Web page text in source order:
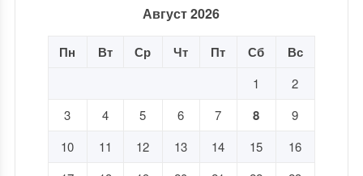
Август 2026
Пн Вт Ср Чт Пт Сб Вс
1
2
3
4 5 6 7 8
9
10
11 12 13 14 15
16